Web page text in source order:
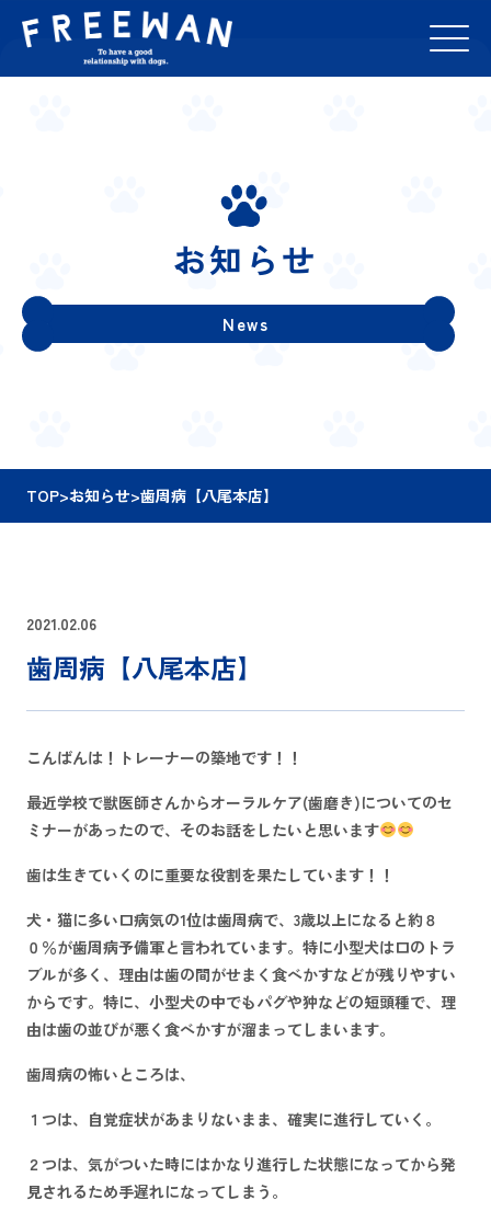
お知らせ
News
TOP>お知らせ>歯周病【八尾本店】
2021.02.06
歯周病【八尾本店】
こんばんは！トレーナーの築地です！！
最近学校で獣医師さんからオーラルケア(歯磨き)についてのセ
ミナーがあったので、そのお話をしたいと思います
歯は生きていくのに重要な役割を果たしています！！
犬・猫に多い口病気の1位は歯周病で、3歳以上になると約８
０％が歯周病予備軍と言われています。特に小型犬は口のトラ
ブルが多く、理由は歯の間がせまく食べかすなどが残りやすい
からです。特に、小型犬の中でもパグや狆などの短頭種で、理
由は歯の並びが悪く食べかすが溜まってしまいます。
歯周病の怖いところは、
１つは、自覚症状があまりないまま、確実に進行していく。
２つは、気がついた時にはかなり進行した状態になってから発
見されるため手遅れになってしまう。